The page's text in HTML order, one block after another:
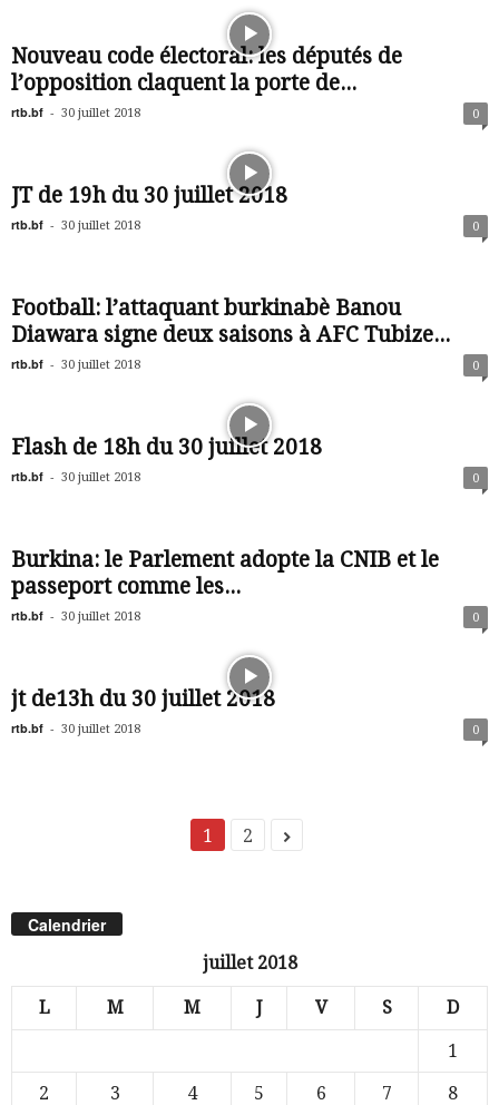
Nouveau code électoral: les députés de
l’opposition claquent la porte de...
rtb.bf - 30 juillet 2018 0
JT de 19h du 30 juillet 2018
rtb.bf - 30 juillet 2018 0
Football: l’attaquant burkinabè Banou
Diawara signe deux saisons à AFC Tubize...
rtb.bf - 30 juillet 2018 0
Flash de 18h du 30 juillet 2018
rtb.bf - 30 juillet 2018 0
Burkina: le Parlement adopte la CNIB et le
passeport comme les...
rtb.bf - 30 juillet 2018 0
jt de13h du 30 juillet 2018
rtb.bf - 30 juillet 2018 0
1 2
Calendrier
juillet 2018
L M M J V S D
1
2
3 4 5 6 7
8